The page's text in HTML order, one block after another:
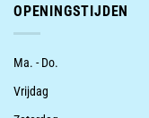
OPENINGSTIJDEN
Ma. - Do.
Vrijdag